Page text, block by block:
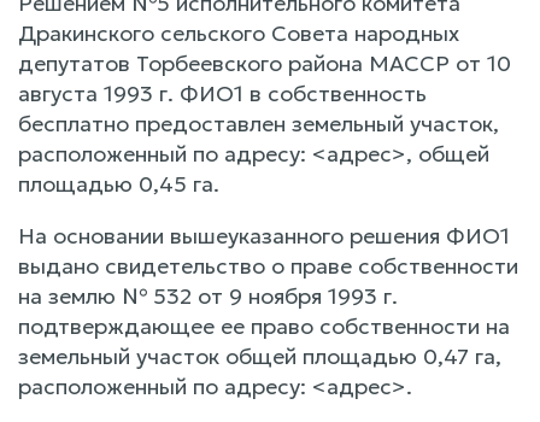
Дракинского сельского Совета народных
депутатов Торбеевского района МАССР от 10
августа 1993 г. ФИО1 в собственность
бесплатно предоставлен земельный участок,
расположенный по адресу: <адрес>, общей
площадью 0,45 га.
На основании вышеуказанного решения ФИО1
выдано свидетельство о праве собственности
на землю № 532 от 9 ноября 1993 г.
подтверждающее ее право собственности на
земельный участок общей площадью 0,47 га,
расположенный по адресу: <адрес>.